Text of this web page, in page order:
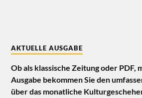
AKTUELLE AUSGABE
Ob als klassische Zeitung oder PDF,
Ausgabe bekommen Sie den
über das monatliche